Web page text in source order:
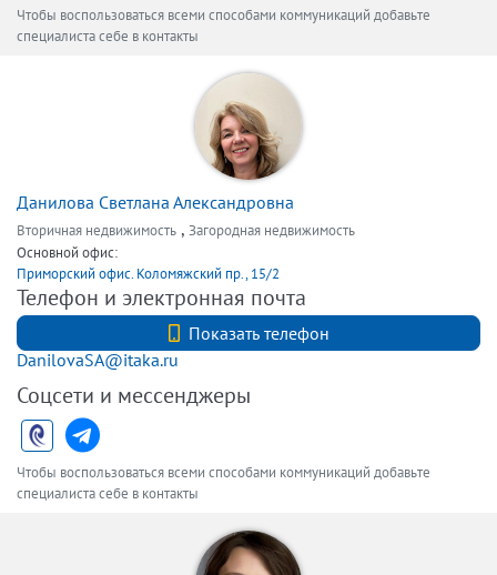
Чтобы воспользоваться всеми способами коммуникаций добавьте
специалиста себе в контакты
Данилова Светлана Александровна
Вторичная недвижимость , Загородная недвижимость
Основной офис:
Приморский офис. Коломяжский пр., 15/2
Телефон и электронная почта
Показать телефон
DanilovaSA@itaka.ru
Соцсети и мессенджеры
Чтобы воспользоваться всеми способами коммуникаций добавьте
специалиста себе в контакты